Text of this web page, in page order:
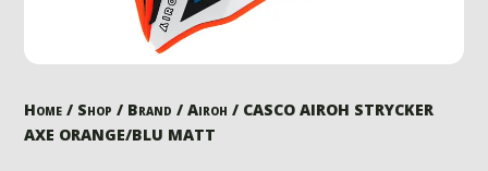
Home / Shop / Brand /Airoh / CASCO AIROH STRYCKER
AXE ORANGE/BLU MATT